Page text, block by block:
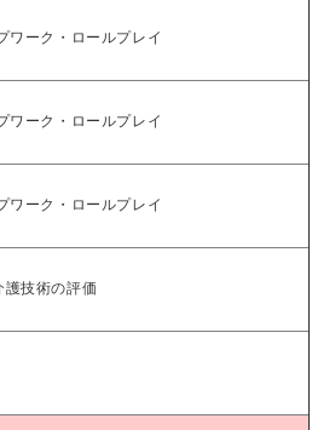
ーク・ロールプレイ
ーク・ロールプレイ
ーク・ロールプレイ
護技術の評価